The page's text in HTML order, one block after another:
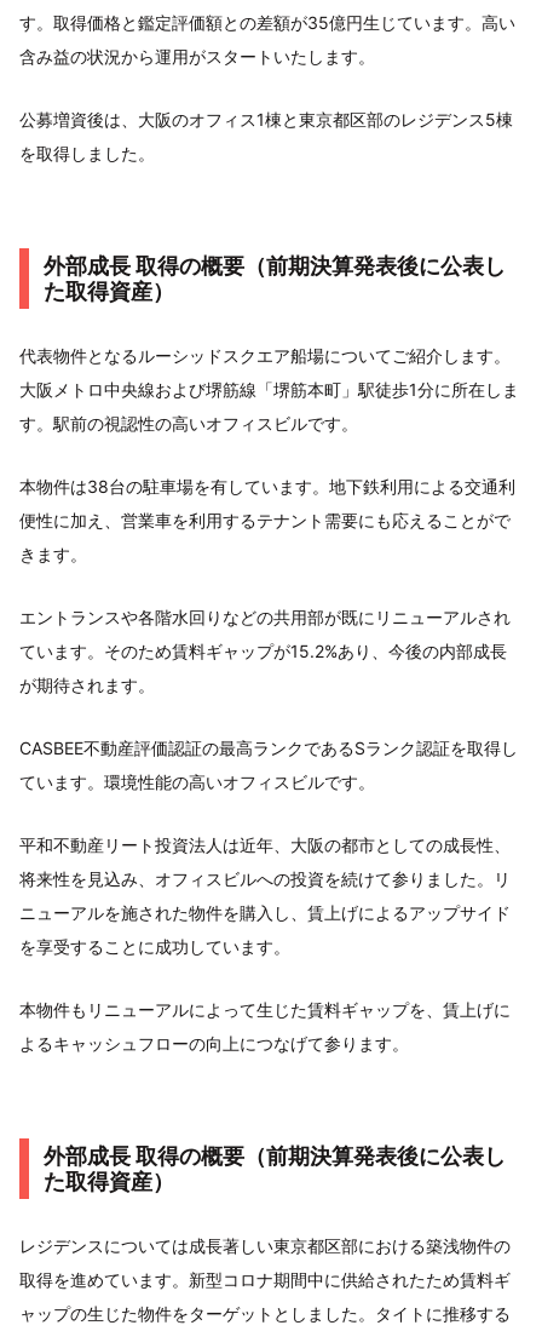
す。取得価格と鑑定評価額との差額が35億円生じています。高い
含み益の状況から運用がスタートいたします。
公募増資後は、大阪のオフィス1棟と東京都区部のレジデンス5棟
を取得しました。
外部成長 取得の概要（前期決算発表後に公表し
た取得資産）
代表物件となるルーシッドスクエア船場についてご紹介します。
大阪メトロ中央線および堺筋線「堺筋本町」駅徒歩1分に所在しま
す。駅前の視認性の高いオフィスビルです。
本物件は38台の駐車場を有しています。地下鉄利用による交通利
便性に加え、営業車を利用するテナント需要にも応えることがで
きます。
エントランスや各階水回りなどの共用部が既にリニューアルされ
ています。そのため賃料ギャップが15.2%あり、今後の内部成長
が期待されます。
CASBEE不動産評価認証の最高ランクであるSランク認証を取得し
ています。環境性能の高いオフィスビルです。
平和不動産リート投資法人は近年、大阪の都市としての成長性、
将来性を見込み、オフィスビルへの投資を続けて参りました。リ
ニューアルを施された物件を購入し、賃上げによるアップサイド
を享受することに成功しています。
本物件もリニューアルによって生じた賃料ギャップを、賃上げに
よるキャッシュフローの向上につなげて参ります。
外部成長 取得の概要（前期決算発表後に公表し
た取得資産）
レジデンスについては成長著しい東京都区部における築浅物件の
取得を進めています。新型コロナ期間中に供給されたため賃料ギ
ャップの生じた物件をターゲットとしました。タイトに推移する